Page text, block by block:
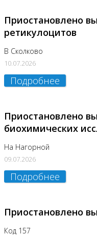
Приостановлено
ретикулоцитов
В Сколково
10.07.2026
Подробнее
Приостановлено
биохимических
На Нагорной
09.07.2026
Подробнее
Приостановлено
Код 157